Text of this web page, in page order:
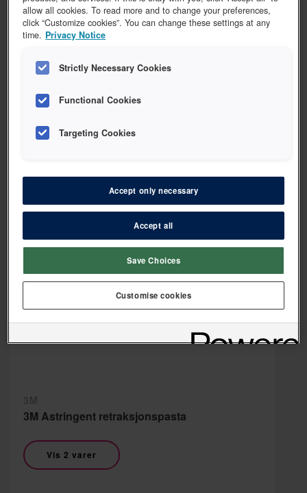
Vis 1 vare
3M
3M Aplicap og maxicap kapselaktivator
Vis 3 varer
3M Appliseringsspiss
3M
3M Astringent retraksjonspasta
Vis 2 varer
allow all cookies. To read more and to change your preferences,
click “Customize cookies”. You can change these settings at any
time. Privacy Notice
Strictly Necessary Cookies
Functional Cookies
Targeting Cookies
Accept only necessary
Accept all
Save Choices
Customise cookies